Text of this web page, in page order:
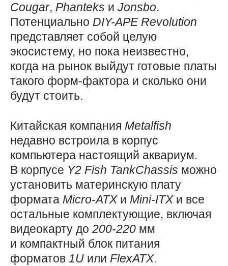
Cougar, Phanteks и Jonsbo.
Потенциально DIY-APE Revolution
представляет собой целую
экосистему, но пока неизвестно,
когда на рынок выйдут готовые платы
такого форм-фактора и сколько они
будут стоить.
Китайская компания Metalfish
недавно встроила в корпус
компьютера настоящий аквариум.
В корпусе Y2 Fish TankChassis можно
установить материнскую плату
формата Micro-ATX и Mini-ITX и все
остальные комплектующие, включая
видеокарту до 200-220 мм
и компактный блок питания
форматов 1U или FlexATX.